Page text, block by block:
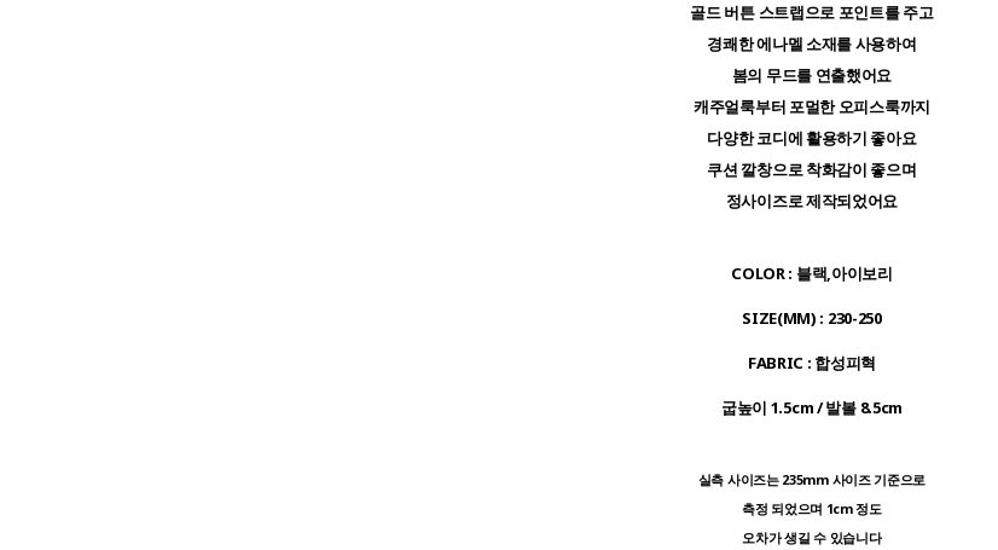
골드 버튼 스트랩으로 포인트를 주고
경쾌한 에나멜 소재를 사용하여
봄의 무드를 연출했어요
캐주얼룩부터 포멀한 오피스룩까지
다양한 코디에 활용하기 좋아요
쿠션 깔창으로 착화감이 좋으며
정사이즈로 제작되었어요
COLOR: 블랙,아이보리
SIZE(MM) : 230-250
FABRIC : 합성피혁
굽높이 1.5cm /발볼8.5cm
실측 사이즈는 235mm 사이즈 기준으로
측정 되었으며 1cm 정도
오차가 생길 수 있습니다